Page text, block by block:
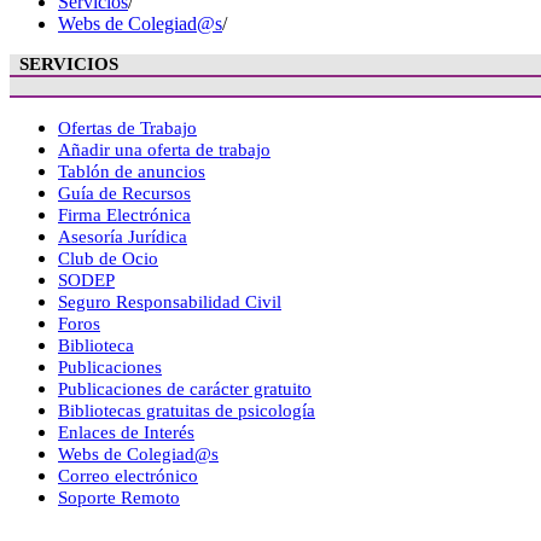
Webs de Colegiad@s/
SERVICIOS
Ofertas de Trabajo
Añadir una oferta de trabajo
Tablón de anuncios
Guía de Recursos
Firma Electrónica
Asesoría Jurídica
Club de Ocio
SODEP
Seguro Responsabilidad Civil
Foros
Biblioteca
Publicaciones
Publicaciones de carácter gratuito
Bibliotecas gratuitas de psicología
Enlaces de Interés
Webs de Colegiad@s
Correo electrónico
Soporte Remoto